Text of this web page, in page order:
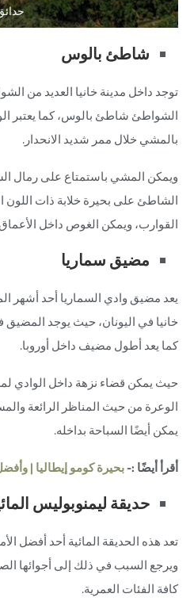
شاطئ بالوس
توجد داخل مدينة خانيا العديد من
الشواطئ شاطئ بالوس، كما يعتبر
بالمشي خلال ممر شديد الانحدار.
ويمكن المشي باستمتاع على رمال
الشاطئ على بحيرة خلابة ذات اللون
القوارب، ويمكن الغوص داخل
مضيق سماريا
يعد مضيق وادي السماريا أحد أشهر
خانيا في اليونان،حيث يوجد
كما يعد أطول مضيف داخل أوروبا.
الوعرة من حيث المناظر الرائعة
يمكن أيضًا السباحة بداخله.
أقرأ أيضًا :-بحيرة كومو إيطاليا |
حديقة ليمنوبوليس
تعد هذه الحديقة المائية أحد أفضل
ويرجع السبب في ذلك إلى أجوائها
كافة الفئات العمرية.